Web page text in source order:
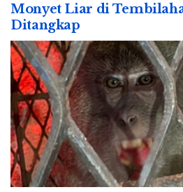
Monyet Liar di
Ditangkap